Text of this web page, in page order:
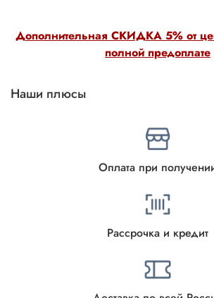
Дополнительная СКИДКА 5% от
полной предоплате
Наши плюсы
Оплата при
Рассрочка и кредит